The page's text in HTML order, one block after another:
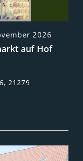
2026
auf Hof
21279